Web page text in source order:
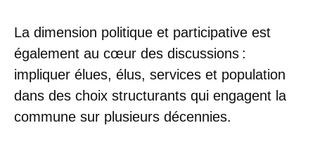
La dimension politique et participative est
également au cœur des discussions :
impliquer élues, élus, services et population
dans des choix structurants qui engagent la
commune sur plusieurs décennies.